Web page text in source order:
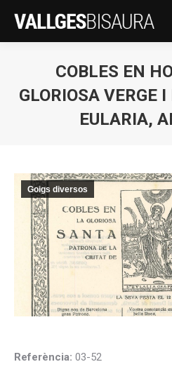
COBLES EN
GLORIOSA VERGE
EULARIA,
Goigs diversos
Referència: 03-52